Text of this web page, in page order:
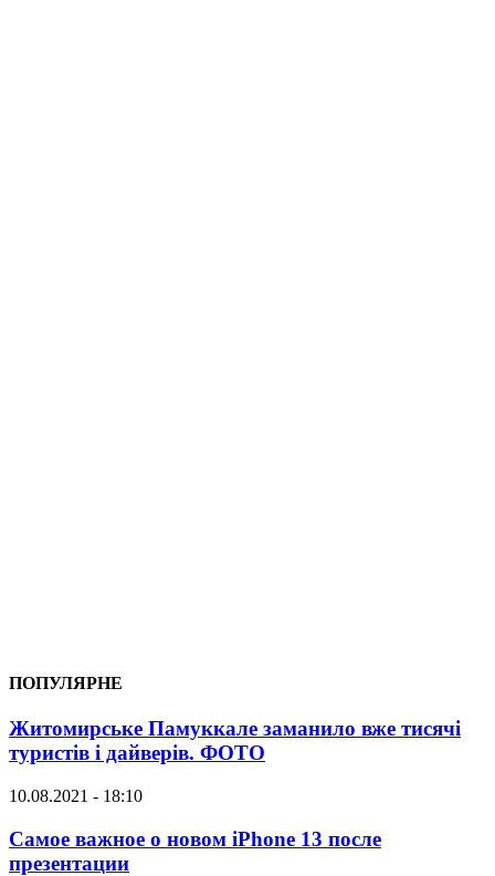
ПОПУЛЯРНЕ
Житомирське Памуккале заманило вже тисячі
туристів і дайверів. ФОТО
10.08.2021 - 18:10
Самое важное о новом iPhone 13 после
презентации